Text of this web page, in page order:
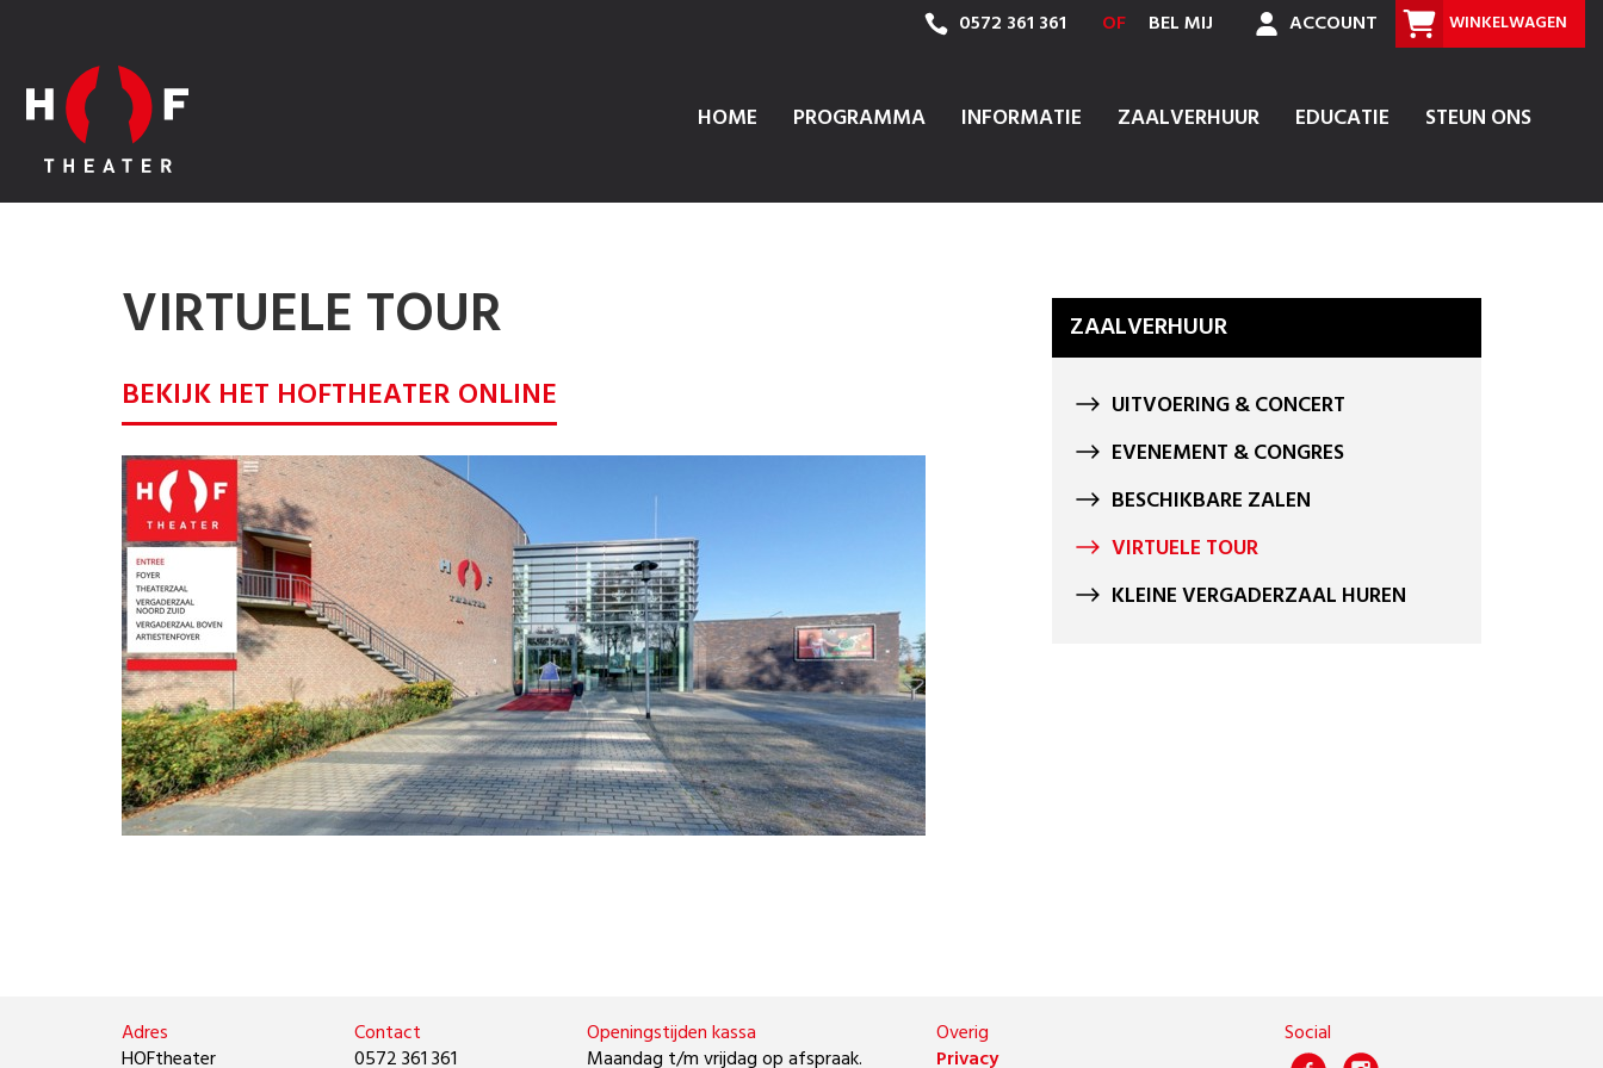
0572 361 361 OF BEL MIJ ACCOUNT WINKELWAGEN
HOME PROGRAMMA INFORMATIE ZAALVERHUUR EDUCATIE STEUN ONS
VIRTUELE TOUR
BEKIJK HET HOFTHEATER ONLINE
ZAALVERHUUR
UITVOERING & CONCERT
EVENEMENT & CONGRES
BESCHIKBARE ZALEN
VIRTUELE TOUR
KLEINE VERGADERZAAL HUREN
Adres
HOFtheater
Contact
0572 361 361
Openingstijden kassa
Maandag t/m vrijdag op afspraak.
Overig
Privacy
Social